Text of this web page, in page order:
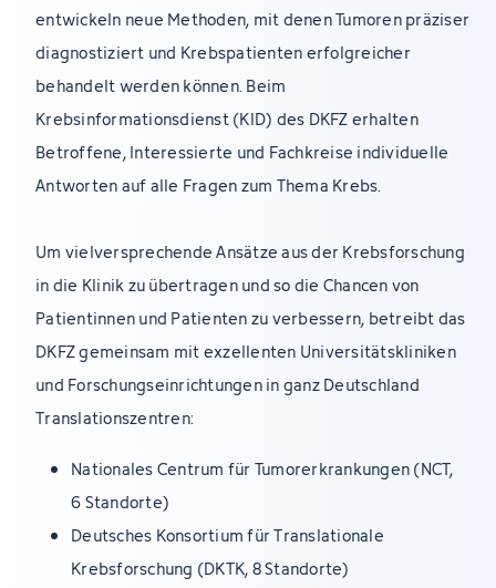
entwickeln neue Methoden, mit denen Tumoren präziser
diagnostiziert und Krebspatienten erfolgreicher
behandelt werden können. Beim
Krebsinformationsdienst (KID) des DKFZ erhalten
Betroffene, Interessierte und Fachkreise individuelle
Antworten auf alle Fragen zum Thema Krebs.
Um vielversprechende Ansätze aus der Krebsforschung
in die Klinik zu übertragen und so die Chancen von
Patientinnen und Patienten zu verbessern, betreibt das
DKFZ gemeinsam mit exzellenten Universitätskliniken
und Forschungseinrichtungen in ganz Deutschland
Translationszentren:
Nationales Centrum für Tumorerkrankungen (NCT,
6 Standorte)
Deutsches Konsortium für Translationale
Krebsforschung (DKTK, 8 Standorte)